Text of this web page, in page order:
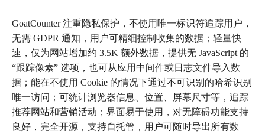
GoatCounter 注重隐私保护，不使用唯一标识符追踪用户，
无需 GDPR 通知，用户可精细控制收集的数据；轻量快
速，仅为网站增加约 3.5K 额外数据，提供无 JavaScript 的
“跟踪像素” 选项，也可从应用中间件或日志文件导入数
据；能在不使用 Cookie 的情况下通过不可识别的哈希识别
唯一访问；可统计浏览器信息、位置、屏幕尺寸等，追踪
推荐网站和营销活动；界面易于使用，对无障碍功能支持
良好，完全开源，支持自托管，用户可随时导出所有数